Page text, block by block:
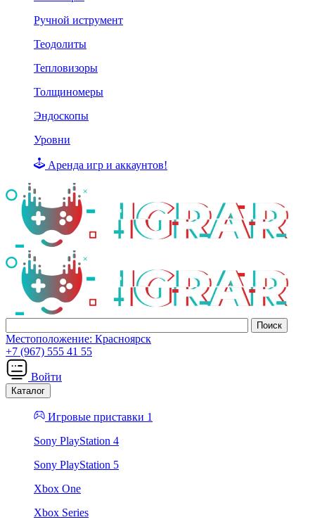
Ручной иструмент
Теодолиты
Тепловизоры
Толщиномеры
Эндоскопы
Уровни
Аренда игр и аккаунтов!
Местоположение: Красноярск
+7 (967) 555 41 55
Войти
Каталог
Игровые приставки 1
Sony PlayStation 4
Sony PlayStation 5
Xbox One
Xbox Series